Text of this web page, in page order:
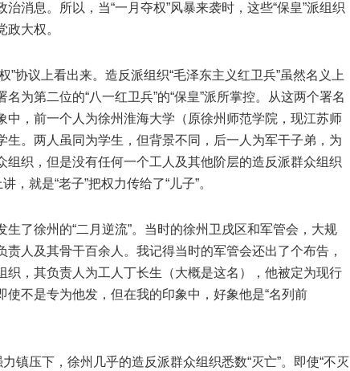
消息。所以，当“一月夺权”风暴来袭时，这些“保皇”派组织
大权。
”协议上看出来。造反派组织“毛泽东主义红卫兵”虽然名义上
为第二位的“八一红卫兵”的“保皇”派所掌控。从这两个署名
，前一个人为徐州淮海大学（原徐州师范学院，现江苏师
。两人虽同为学生，但背景不同，后一人为军干子弟，为
织，但是没有任何一个工人及其他阶层的造反派群众组织
，就是“老子”把权力传给了“儿子”。
了徐州的“二月逆流”。当时的徐州卫戌区和军管会，大规
人及其骨干百余人。我记得当时的军管会还出了个布告，
，其负责人为工人丁长生（大概是这名），他被定为现行
不是专为他发，但在我的印象中，好象他是“名列前
镇压下，徐州几乎的造反派群众组织悉数“灭亡”。即使“不灭